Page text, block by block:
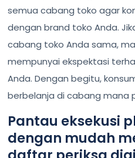
semua cabang toko agar
dengan brand toko Anda.
cabang toko Anda sama,
mempunyai ekspektasi
Anda. Dengan begitu,
berbelanja di cabang mana
Pantau eksekusi
dengan mudah